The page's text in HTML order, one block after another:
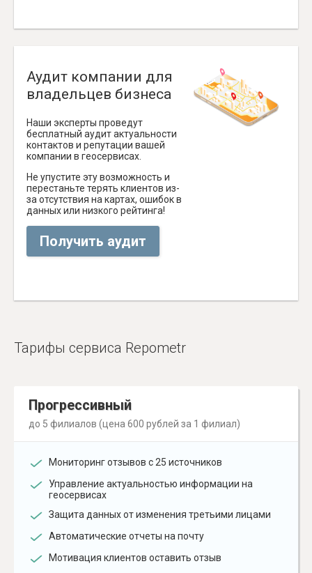
Аудит компании для
владельцев бизнеса
Наши эксперты проведут
бесплатный аудит актуальности
контактов и репутации вашей
компании в геосервисах.
Не упустите эту возможность и
перестаньте терять клиентов из-
за отсутствия на картах, ошибок в
данных или низкого рейтинга!
Получить аудит
Тарифы сервиса Repometr
Прогрессивный
до 5 филиалов (цена 600 рублей за 1 филиал)
Мониторинг отзывов с 25 источников
Управление актуальностью информации на
геосервисах
Защита данных от изменения третьими лицами
Автоматические отчеты на почту
Мотивация клиентов оставить отзыв